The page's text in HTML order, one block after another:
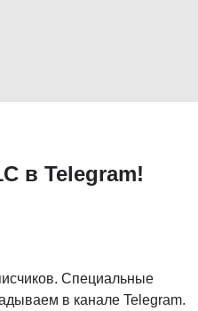
в Telegram!
Специальные
в канале Telegram.